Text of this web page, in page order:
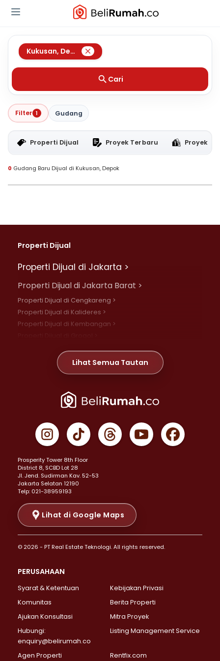
Kukusan, Depok
Cari
Filter 1 Gudang
Properti Dijual Proyek Terbaru Proyek
0 Gudang Baru Dijual di Kukusan, Depok
Properti Dijual
Properti Dijual di Jakarta >
Properti Dijual di Jakarta Barat >
Properti Dijual di Cengkareng >
Properti Dijual di Kalideres >
Properti Dijual di Kembangan >
Properti Dijual di Meruya >
Properti Dijual di Jelambar >
Properti Dijual di Jakarta Pusat >
Properti Dijual di Gambir >
Properti Dijual di Johar Baru >
Properti Dijual di Menteng >
Properti Dijual di Senen >
Properti Dijual di Tanah Abang >
Properti Dijual di Cikini >
Properti Dijual di Kramat >
Properti Dijual di Pasar Baru >
Properti Dijual di Bendungan Hilir >
Properti Dijual di Jakarta Selatan >
Properti Dijual di Lebak Bulus >
Properti Dijual di Gandaria Selatan >
Properti Dijual di Pondok Labu >
Properti Dijual di Lenteng Agung >
Properti Dijual di Senayan >
Properti Dijual di Pondok Pinang >
Lihat Semua Tautan
Prosperity Tower 8th Floor
District 8, SCBD Lot 28
JI. Jend. Sudirman Kav. 52-53
Jakarta Selatan 12190
Telp: 021-38959193
Lihat di Google Maps
© 2026 - PT Real Estate Teknologi. All rights reserved.
PERUSAHAAN
Syarat & Ketentuan
Kebijakan Privasi
Komunitas
Berita Properti
Ajukan Konsultasi
Mitra Proyek
Hubungi:
enquiry@belirumah.co
Listing Management Service
Agen Properti Rentfix.com